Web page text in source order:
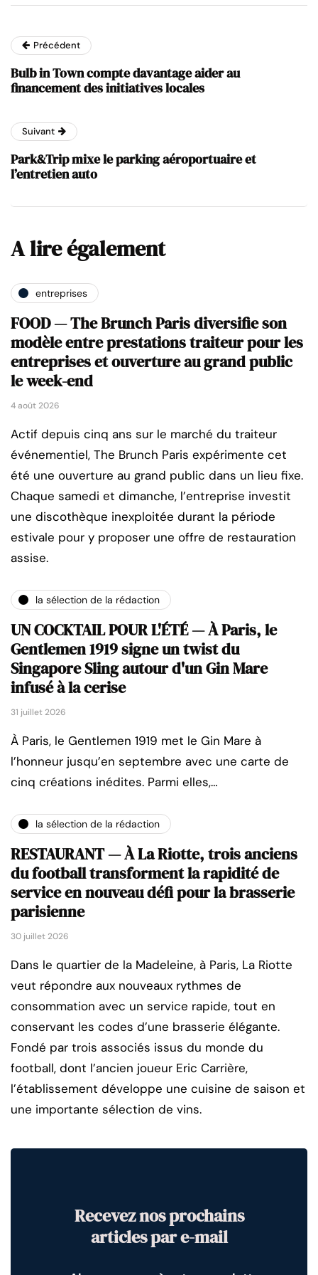
Précédent
Bulb in Town compte davantage aider au
financement des initiatives locales
Suivant
Park&Trip mixe le parking aéroportuaire et
l’entretien auto
A lire également
entreprises
FOOD — The Brunch Paris diversifie son
modèle entre prestations traiteur pour les
entreprises et ouverture au grand public
le week-end
4 août 2026
Actif depuis cinq ans sur le marché du traiteur
événementiel, The Brunch Paris expérimente cet
été une ouverture au grand public dans un lieu fixe.
Chaque samedi et dimanche, l’entreprise investit
une discothèque inexploitée durant la période
estivale pour y proposer une offre de restauration
assise.
la sélection de la rédaction
UN COCKTAIL POUR L'ÉTÉ — À Paris, le
Gentlemen 1919 signe un twist du
Singapore Sling autour d'un Gin Mare
infusé à la cerise
31 juillet 2026
À Paris, le Gentlemen 1919 met le Gin Mare à
l’honneur jusqu’en septembre avec une carte de
cinq créations inédites. Parmi elles,…
la sélection de la rédaction
RESTAURANT — À La Riotte, trois anciens
du football transforment la rapidité de
service en nouveau défi pour la brasserie
parisienne
30 juillet 2026
Dans le quartier de la Madeleine, à Paris, La Riotte
veut répondre aux nouveaux rythmes de
consommation avec un service rapide, tout en
conservant les codes d’une brasserie élégante.
Fondé par trois associés issus du monde du
football, dont l’ancien joueur Eric Carrière,
l’établissement développe une cuisine de saison et
une importante sélection de vins.
Recevez nos prochains
articles par e-mail